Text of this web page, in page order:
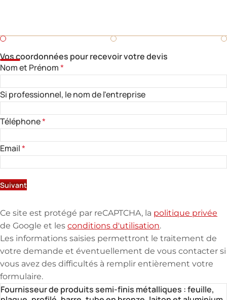
Vos coordonnées pour recevoir votre devis
Nom et Prénom*
Si professionnel, le nom de l'entreprise
Téléphone*
Email*
Suivant
Ce site est protégé par reCAPTCHA, la politique privée
de Google et lesconditions d'utilisation.
Les informations saisies permettront le traitement de
votre demande et éventuellement de vous contacter si
vous avez des difficultés à remplir entièrement votre
formulaire.
Fournisseur de produits semi-finis métalliques : feuille,